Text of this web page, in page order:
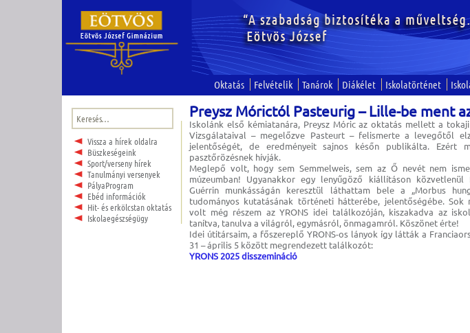
Oktatás Felvételik Tanárok Diákélet Iskolatörténet
Keresés:
Vissza a hírek oldalra
Büszkeségeink
Sport/verseny hírek
Tanulmányi versenyek
PályaProgram
Ebéd információk
Hit- és erkölcstan oktatás
Iskolaegészségügy
Preysz Mórictól Pasteurig – Lille-be ment
Iskolánk első kémiatanára, Preysz Móric az oktatás mellett a
Vizsgálataival – megelőzve Pasteurt – felismerte a levegőtől
jelentőségét, de eredményeit sajnos későn publikálta. Ezért
pasztőrözésnek hívják.
Meglepő volt, hogy sem Semmelweis, sem az Ő nevét nem
múzeumban! Ugyanakkor egy lenyűgöző kiállításon közvetlenül
Guérrin munkásságán keresztül láthattam bele a „Morbus
tudományos kutatásának történeti hátterébe, jelentőségébe. Sok
volt még részem az YRONS idei találkozóján, kiszakadva az
tanítva, tanulva a világról, egymásról, önmagamról. Köszönet érte!
Idei útitársaim, a főszereplő YRONS-os lányok így látták a
31 – április 5 között megrendezett találkozót:
YRONS 2025 disszemináció